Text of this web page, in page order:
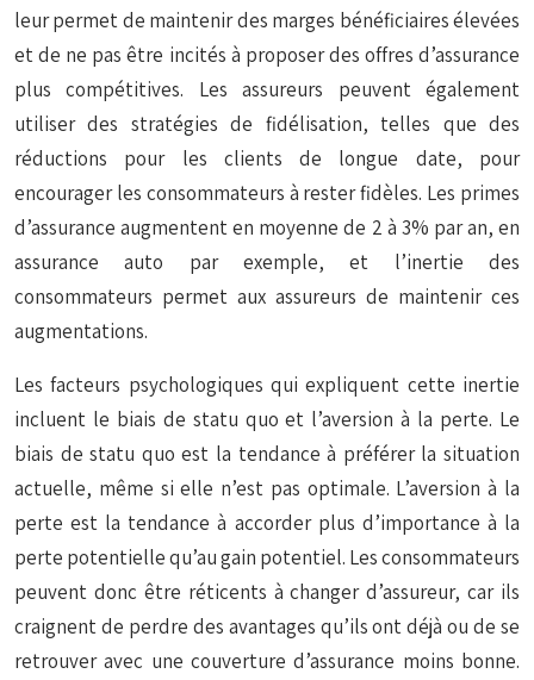
leur permet de maintenir des marges bénéficiaires élevées
et de ne pas être incités à proposer des offres d’assurance
plus compétitives. Les assureurs peuvent également
utiliser des stratégies de fidélisation, telles que des
réductions pour les clients de longue date, pour
encourager les consommateurs à rester fidèles. Les primes
d’assurance augmentent en moyenne de 2 à 3% par an, en
assurance auto par exemple, et l’inertie des
consommateurs permet aux assureurs de maintenir ces
augmentations.
Les facteurs psychologiques qui expliquent cette inertie
incluent le biais de statu quo et l’aversion à la perte. Le
biais de statu quo est la tendance à préférer la situation
actuelle, même si elle n’est pas optimale. L’aversion à la
perte est la tendance à accorder plus d’importance à la
perte potentielle qu’au gain potentiel. Les consommateurs
peuvent donc être réticents à changer d’assureur, car ils
craignent de perdre des avantages qu’ils ont déjà ou de se
retrouver avec une couverture d’assurance moins bonne.